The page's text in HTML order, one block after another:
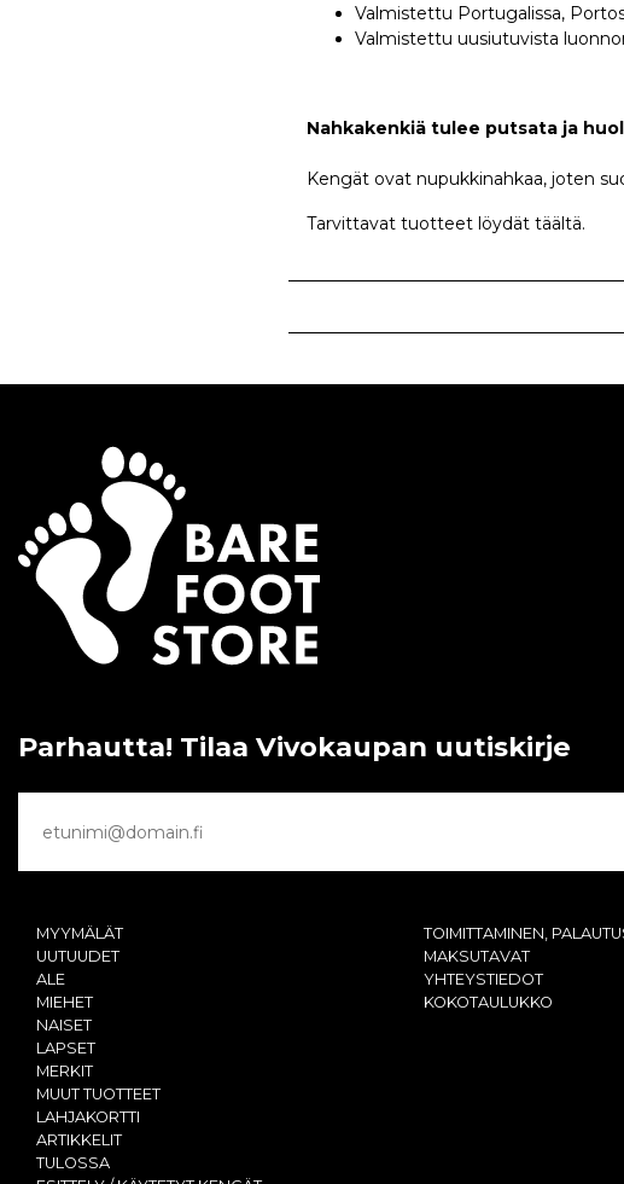
Valmistettu Portugalissa,
Valmistettu uusiutuvista
Nahkakenkiä tulee putsata ja
Kengät ovat nupukkinahkaa, joten
Tarvittavat tuotteet löydät täältä.
Parhautta! Tilaa Vivokaupan uutiskirje
MYYMÄLÄT
UUTUUDET
ALE
MIEHET
NAISET
LAPSET
MERKIT
MUUT TUOTTEET
LAHJAKORTTI
ARTIKKELIT
TULOSSA
TOIMITTAMINEN,
MAKSUTAVAT
YHTEYSTIEDOT
KOKOTAULUKKO